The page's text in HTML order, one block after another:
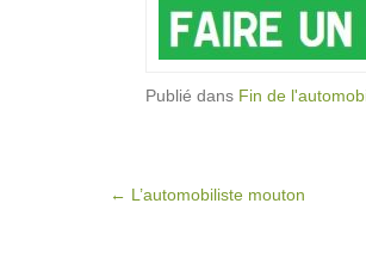
Publié dans Fin de
Post navigation
← L’automobiliste mouton